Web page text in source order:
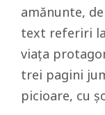
amănunte,
text referiri
viața
trei pagini
picioare, cu